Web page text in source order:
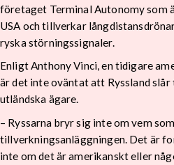
företaget Terminal Autonomy som
USA och tillverkar
ryska störningssignaler.
Enligt Anthony Vinci, en tidigare
är det inte oväntat att Ryssland
utländska ägare.
– Ryssarna bryr sig inte om vem
tillverkningsanläggningen. Det är
inte om det är amerikanskt eller